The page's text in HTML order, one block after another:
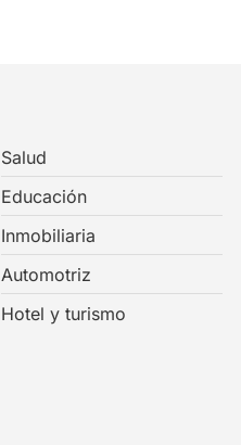
Salud
Educación
Inmobiliaria
Automotriz
Hotel y turismo